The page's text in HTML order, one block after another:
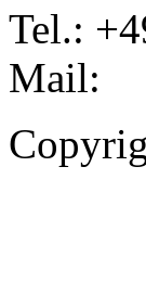
Tel.:
Mail: